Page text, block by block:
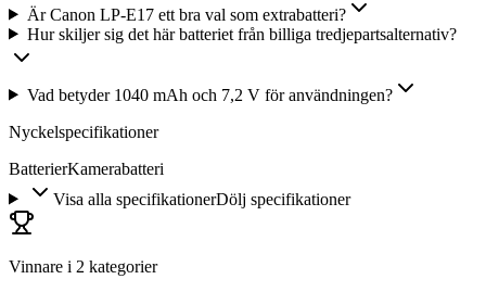
Är Canon LP-E17 ett bra val som extrabatteri?
Hur skiljer sig det här batteriet från billiga tredjepartsalternativ?
Vad betyder 1040 mAh och 7,2 V för användningen?
Nyckelspecifikationer
BatterierKamerabatteri
Visa alla specifikationerDölj specifikationer
Vinnare i 2 kategorier